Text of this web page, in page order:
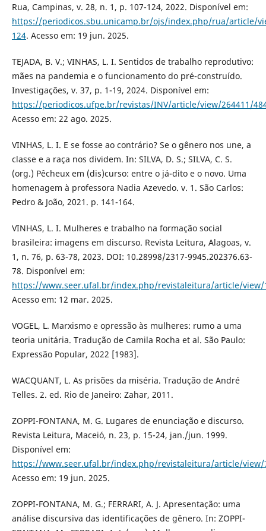
Rua, Campinas, v. 28, n. 1, p. 107-124, 2022. Disponível em:
https://periodicos.sbu.unicamp.br/ojs/index.php/rua/article/
124. Acesso em: 19 jun. 2025.
TEJADA, B. V.; VINHAS, L. I. Sentidos de trabalho reprodutivo:
mães na pandemia e o funcionamento do pré-construído.
Investigações, v. 37, p. 1-19, 2024. Disponível em:
https://periodicos.ufpe.br/revistas/INV/article/view/264411/
Acesso em: 22 ago. 2025.
VINHAS, L. I. E se fosse ao contrário? Se o gênero nos une, a
classe e a raça nos dividem. In: SILVA, D. S.; SILVA, C. S.
(org.) Pêcheux em (dis)curso: entre o já-dito e o novo. Uma
homenagem à professora Nadia Azevedo. v. 1. São Carlos:
Pedro & João, 2021. p. 141-164.
VINHAS, L. I. Mulheres e trabalho na formação social
brasileira: imagens em discurso. Revista Leitura, Alagoas, v.
1, n. 76, p. 63-78, 2023. DOI: 10.28998/2317-9945.202376.63-
78. Disponível em:
https://www.seer.ufal.br/index.php/revistaleitura/article/view/
Acesso em: 12 mar. 2025.
VOGEL, L. Marxismo e opressão às mulheres: rumo a uma
teoria unitária. Tradução de Camila Rocha et al. São Paulo:
Expressão Popular, 2022 [1983].
WACQUANT, L. As prisões da miséria. Tradução de André
Telles. 2. ed. Rio de Janeiro: Zahar, 2011.
ZOPPI-FONTANA, M. G. Lugares de enunciação e discurso.
Revista Leitura, Maceió, n. 23, p. 15-24, jan./jun. 1999.
Disponível em:
https://www.seer.ufal.br/index.php/revistaleitura/article/view/
Acesso em: 19 jun. 2025.
ZOPPI-FONTANA, M. G.; FERRARI, A. J. Apresentação: uma
análise discursiva das identificações de gênero. In: ZOPPI-